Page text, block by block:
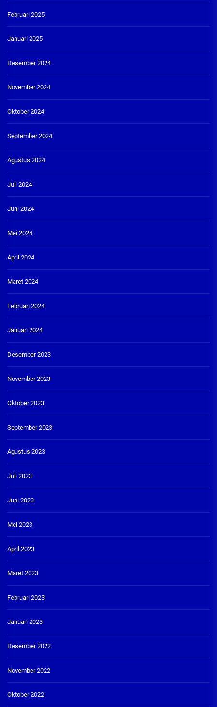
Februari 2025
Januari 2025
Desember 2024
November 2024
Oktober 2024
September 2024
Agustus 2024
Juli 2024
Juni 2024
Mei 2024
April 2024
Maret 2024
Februari 2024
Januari 2024
Desember 2023
November 2023
Oktober 2023
September 2023
Agustus 2023
Juli 2023
Juni 2023
Mei 2023
April 2023
Maret 2023
Februari 2023
Januari 2023
Desember 2022
November 2022
Oktober 2022